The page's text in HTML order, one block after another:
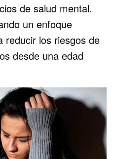
de salud mental.
un enfoque
reducir los riesgos de
desde una edad